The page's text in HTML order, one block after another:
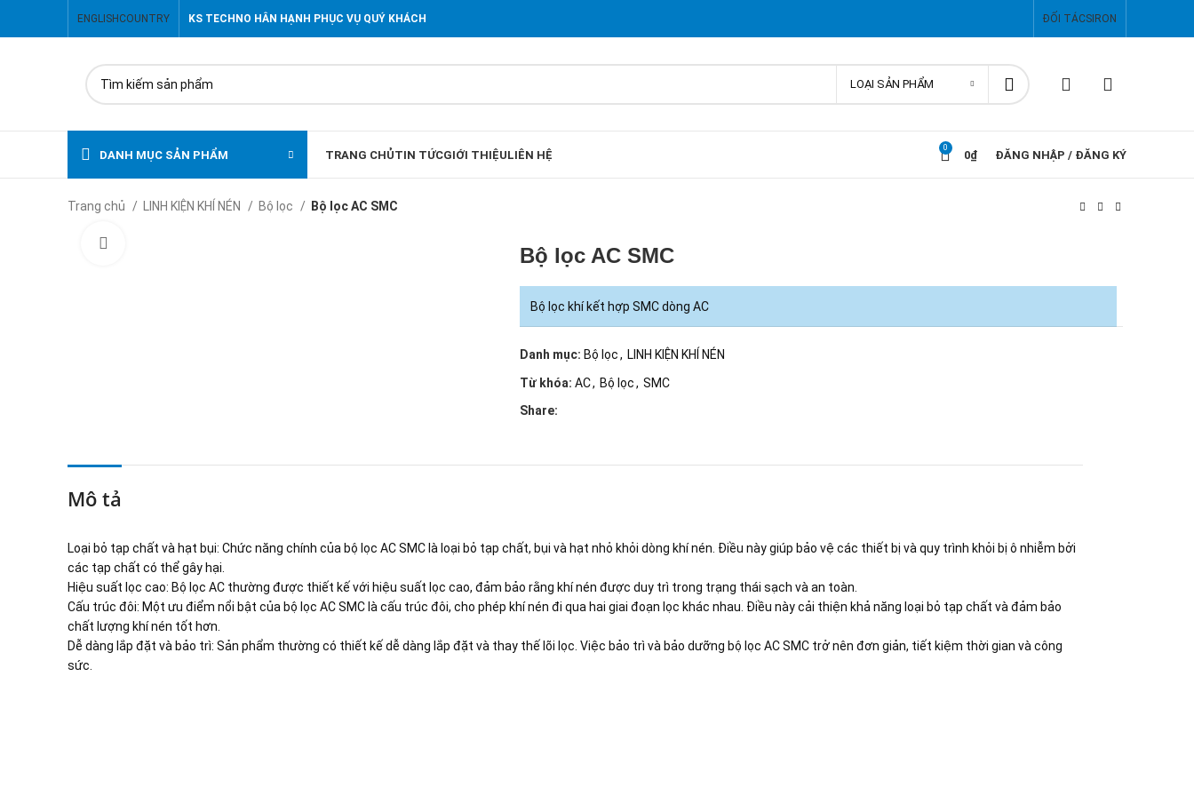
ENGLISH COUNTRY KS TECHNO HÂN HẠNH PHỤC VỤ QUÝ KHÁCH ĐỐI TÁCSIRON
LOẠI SẢN PHẨM
DANH MỤC SẢN PHẨM TRANG CHỦTIN TỨCGIỚI THIỆULIÊN HỆ
0
0₫ ĐĂNG NHẬP / ĐĂNG KÝ
Trang chủ LINH KIỆN KHÍ NÉN Bộ lọc Bộ lọc AC SMC
Bộ lọc AC SMC
Bộ lọc khí kết hợp SMC dòng AC
Danh mục: Bộ lọc, LINH KIỆN KHÍ NÉN
Từ khóa: AC, Bộ lọc, SMC
Share:
Mô tả
Loại bỏ tạp chất và hạt bụi: Chức năng chính của bộ lọc AC SMC là loại bỏ tạp chất, bụi và hạt nhỏ khỏi dòng khí nén. Điều này giúp bảo vệ các thiết bị và quy trình khỏi bị ô nhiễm bởi
các tạp chất có thể gây hại.
Hiệu suất lọc cao: Bộ lọc AC thường được thiết kế với hiệu suất lọc cao, đảm bảo rằng khí nén được duy trì trong trạng thái sạch và an toàn.
Cấu trúc đôi: Một ưu điểm nổi bật của bộ lọc AC SMC là cấu trúc đôi, cho phép khí nén đi qua hai giai đoạn lọc khác nhau. Điều này cải thiện khả năng loại bỏ tạp chất và đảm bảo
chất lượng khí nén tốt hơn.
Dễ dàng lắp đặt và bảo trì: Sản phẩm thường có thiết kế dễ dàng lắp đặt và thay thế lõi lọc. Việc bảo trì và bảo dưỡng bộ lọc AC SMC trở nên đơn giản, tiết kiệm thời gian và công
sức.